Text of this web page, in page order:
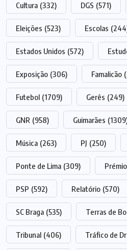
Cultura (332) DGS (571)
Eleições (523) Escolas
Estados Unidos (572)
Exposição (306) Famalicão
Futebol (1709) Gerês (249)
GNR (958) Guimarães
Música (263) PJ (250)
Ponte de Lima (309) Prémio
PSP (592) Relatório (570)
SC Braga (535) Terras de
Tribunal (406) Tráfico de